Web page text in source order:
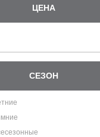
ЦЕНА
СЕЗОН